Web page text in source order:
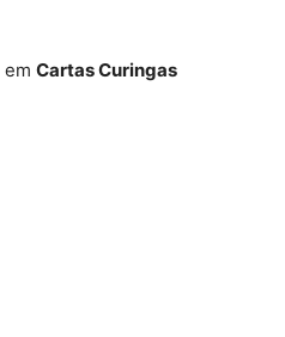
em Cartas Curingas